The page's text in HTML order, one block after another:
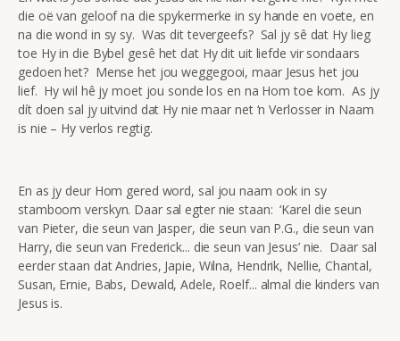
die oë van geloof na die spykermerke in sy hande en voete, en
na die wond in sy sy. Was dit tevergeefs? Sal jy sê dat Hy lieg
toe Hy in die Bybel gesê het dat Hy dit uit liefde vir sondaars
gedoen het? Mense het jou weggegooi, maar Jesus het jou
lief. Hy wil hê jy moet jou sonde los en na Hom toe kom. As jy
dít doen sal jy uitvind dat Hy nie maar net ‘n Verlosser in Naam
is nie – Hy verlos regtig.
En as jy deur Hom gered word, sal jou naam ook in sy
stamboom verskyn. Daar sal egter nie staan: ‘Karel die seun
van Pieter, die seun van Jasper, die seun van P.G., die seun van
Harry, die seun van Frederick... die seun van Jesus’ nie. Daar sal
eerder staan dat Andries, Japie, Wilna, Hendrik, Nellie, Chantal,
Susan, Ernie, Babs, Dewald, Adele, Roelf... almal die kinders van
Jesus is.